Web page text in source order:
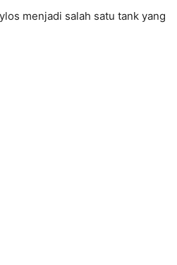
menjadi salah satu tank yang